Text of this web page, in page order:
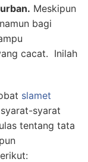
Meskipun
bagi
cacat. Inilah
slamet
syarat
tentang tata